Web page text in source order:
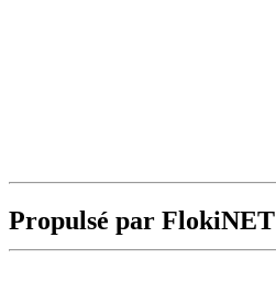
Propulsé par FlokiNET